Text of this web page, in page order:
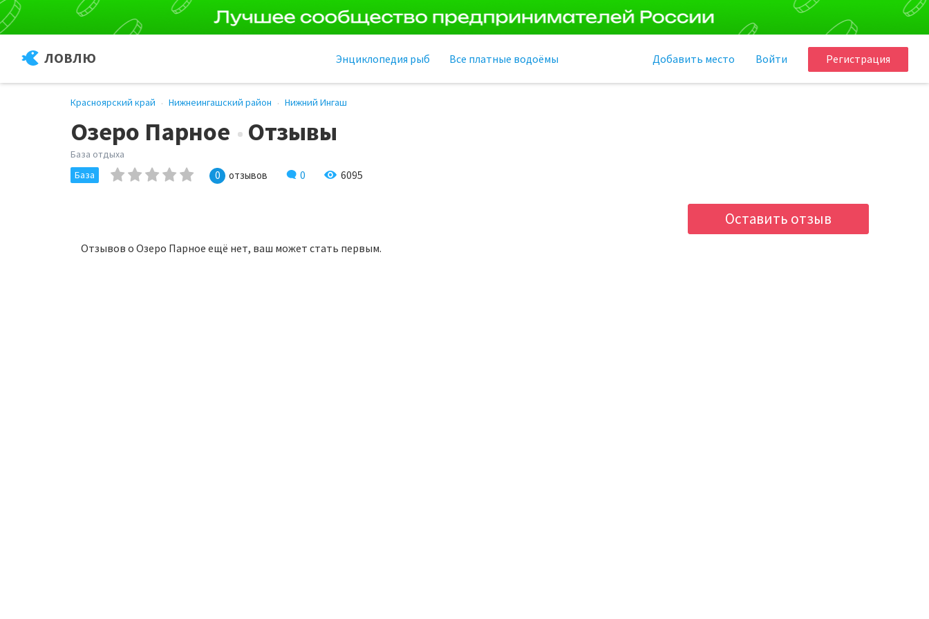
ЛОВЛЮ Регистрация
Войти
Добавить место
Энциклопедия рыб Все платные водоёмы
Красноярский край Нижнеингашский район Нижний Ингаш
Озеро Парное Отзывы
База отдыха
База
0 отзывов 0 6095
Отзывов о Озеро Парное ещё нет, ваш может стать первым.
Оставить отзыв